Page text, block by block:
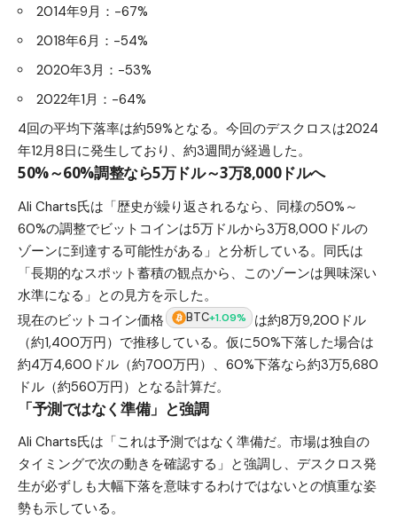
2014年9月：-67%
2018年6月：-54%
2020年3月：-53%
2022年1月：-64%
4回の平均下落率は約59%となる。今回のデスクロスは2024
年12月8日に発生しており、約3週間が経過した。
50%～60%調整なら5万ドル～3万8,000ドルへ
Ali Charts氏は「歴史が繰り返されるなら、同様の50%～
60%の調整でビットコインは5万ドルから3万8,000ドルの
ゾーンに到達する可能性がある」と分析している。同氏は
「長期的なスポット蓄積の観点から、このゾーンは興味深い
水準になる」との見方を示した。
現在のビットコイン価格
BTC+1.09%
は約8万9,200ドル
（約1,400万円）で推移している。仮に50%下落した場合は
約4万4,600ドル（約700万円）、60%下落なら約3万5,680
ドル（約560万円）となる計算だ。
「予測ではなく準備」と強調
Ali Charts氏は「これは予測ではなく準備だ。市場は独自の
タイミングで次の動きを確認する」と強調し、デスクロス発
生が必ずしも大幅下落を意味するわけではないとの慎重な姿
勢も示している。